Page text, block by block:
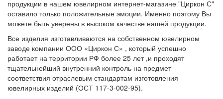
продукции в нашем ювелирном интернет-магазине "Циркон С"
оставило только положительные эмоции. Именно поэтому Вы
можете быть уверены в высоком качестве нашей продукции.
Все изделия изготавливаются на собственном ювелирном
заводе компании ООО «Циркон С» , который успешно
работает на территории РФ более 25 лет ,и проходят
тщательнейший внутренний контроль на предмет
соответствия отраслевым стандартам изготовления
ювелирных изделий (ОСТ 117-3-002-95).